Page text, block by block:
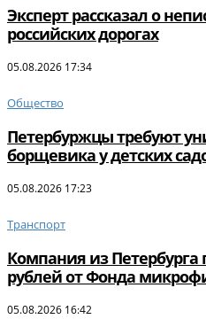
Эксперт рассказал о
российских дорогах
05.08.2026 17:34
Общество
Петербуржцы требуют
борщевика у детских
05.08.2026 17:23
Транспорт
Компания из Петербурга
рублей от Фонда
05.08.2026 16:42